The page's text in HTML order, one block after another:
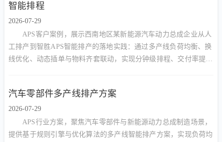
智能排程
2026-07-29
APS客户案例，展示西南地区某新能源汽车动力总成企业从人
工排产到智胜APS智能排产的落地实践：通过多产线负荷均衡、换
线优化、动态插单与物料齐套联动，实现分钟级排程、交付率提升
汽车零部件多产线排产方案
2026-07-29
APS行业方案，聚焦汽车零部件与新能源动力总成制造场景，
提供基于规则引擎与优化算法的多产线智能排产方案，实现负荷均